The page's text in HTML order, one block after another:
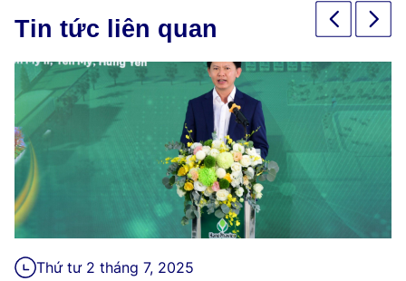
Tin tức liên quan
Thứ tư 2 tháng 7, 2025